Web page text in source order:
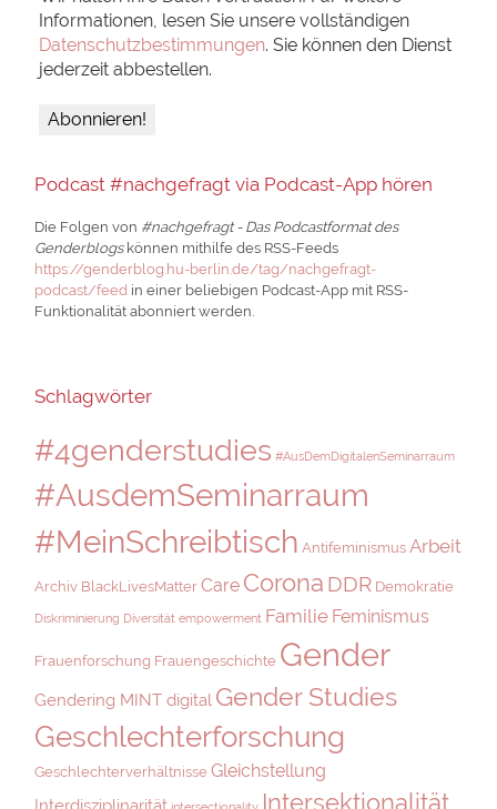
Informationen, lesen Sie unsere vollständigen
Datenschutzbestimmungen. Sie können den Dienst
jederzeit abbestellen.
Podcast #nachgefragt via Podcast-App hören
Die Folgen von #nachgefragt - Das Podcastformat des
Genderblogskönnen mithilfe des RSS-Feeds
https://genderblog.hu-berlin.de/tag/nachgefragt-
podcast/feed in einer beliebigen Podcast-App mit RSS-
Funktionalität abonniert werden.
Schlagwörter
#4genderstudies #AusDemDigitalenSeminarraum
#AusdemSeminarraum
#MeinSchreibtisch Antifeminismus Arbeit
Archiv BlackLivesMatter Care Corona DDR Demokratie
Diskriminierung Diversität empowerment Familie Feminismus
Frauenforschung Frauengeschichte Gender
Gendering MINT digital Gender Studies
Geschlechterforschung
Geschlechterverhältnisse Gleichstellung
Interdisziplinarität Intersektionalität